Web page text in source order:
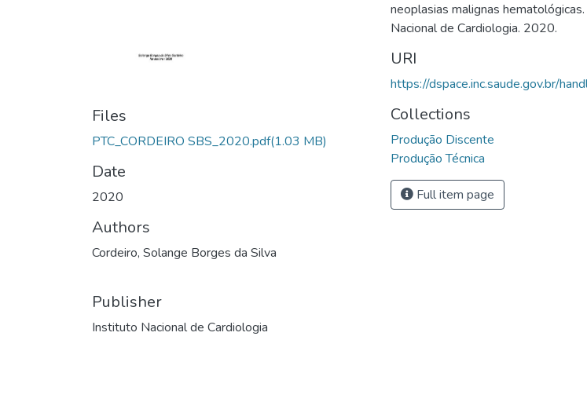
Files
PTC_CORDEIRO SBS_2020.pdf(1.03 MB)
Date
2020
Authors
Cordeiro, Solange Borges da Silva
Publisher
Instituto Nacional de Cardiologia
neoplasias malignas
Nacional de Cardiologia. 2020.
URI
https://dspace.inc.saude.gov.br/
Collections
Produção Discente
Produção Técnica
Full item page